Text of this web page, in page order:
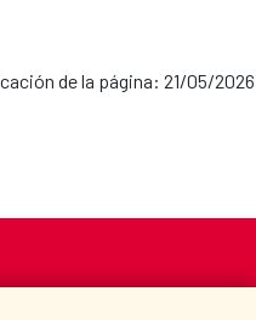
de la página: 21/05/2026